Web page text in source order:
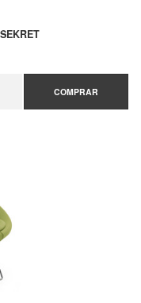
COMPRAR